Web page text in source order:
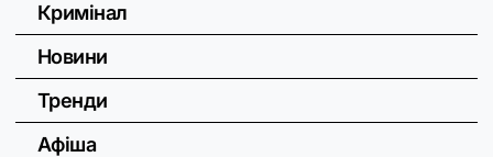
Кримінал
Новини
Тренди
Афіша